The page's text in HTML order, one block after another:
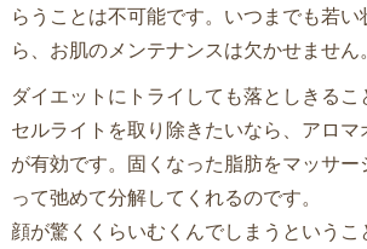
らうことは不可能です。いつまでも若
ら、お肌のメンテナンスは欠かせません。
ダイエットにトライしても落としきるこ
セルライトを取り除きたいなら、アロ
が有効です。固くなった脂肪をマッサー
って弛めて分解してくれるのです。
顔が驚くくらいむくんでしまうという